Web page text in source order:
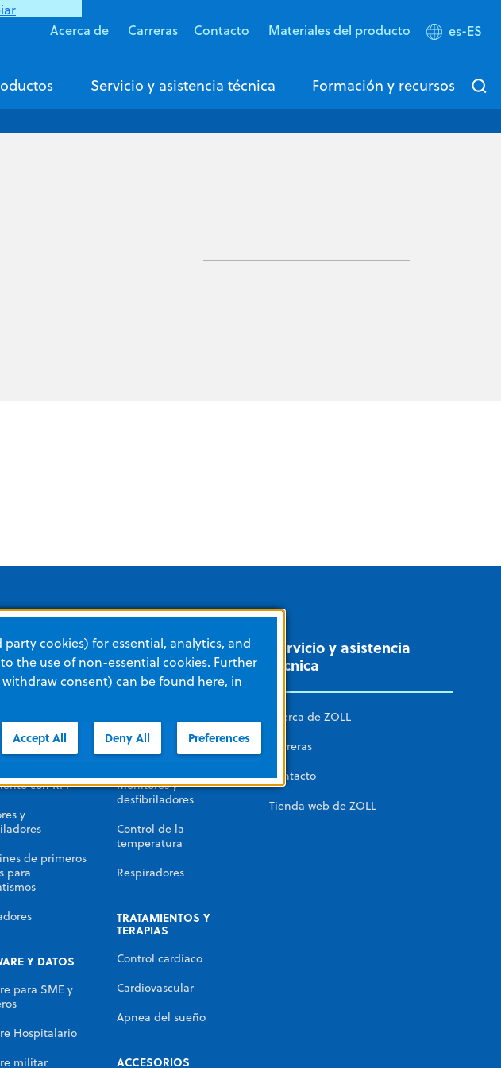
Acerca de Carreras Contacto Materiales del producto es-ES
Servicio y asistencia técnica Formación y recursos
de productos
con RPI
y
de primeros
para
RCP automatizada
Tratamiento con RPI
Monitores y
desfibriladores
Control de la
temperatura
Respiradores
TRATAMIENTOS Y
TERAPIAS
Control cardíaco
Cardiovascular
Apnea del sueño
Y DATOS
para SME y
Hospitalario
militar
ACCESORIOS
Servicio y asistencia
técnica
Acerca de ZOLL
Carreras
Contacto
Tienda web de ZOLL
cookies) for essential, analytics, and
the use of non-essential cookies. Further
consent) can be found here, in
Accept All Deny All Preferences